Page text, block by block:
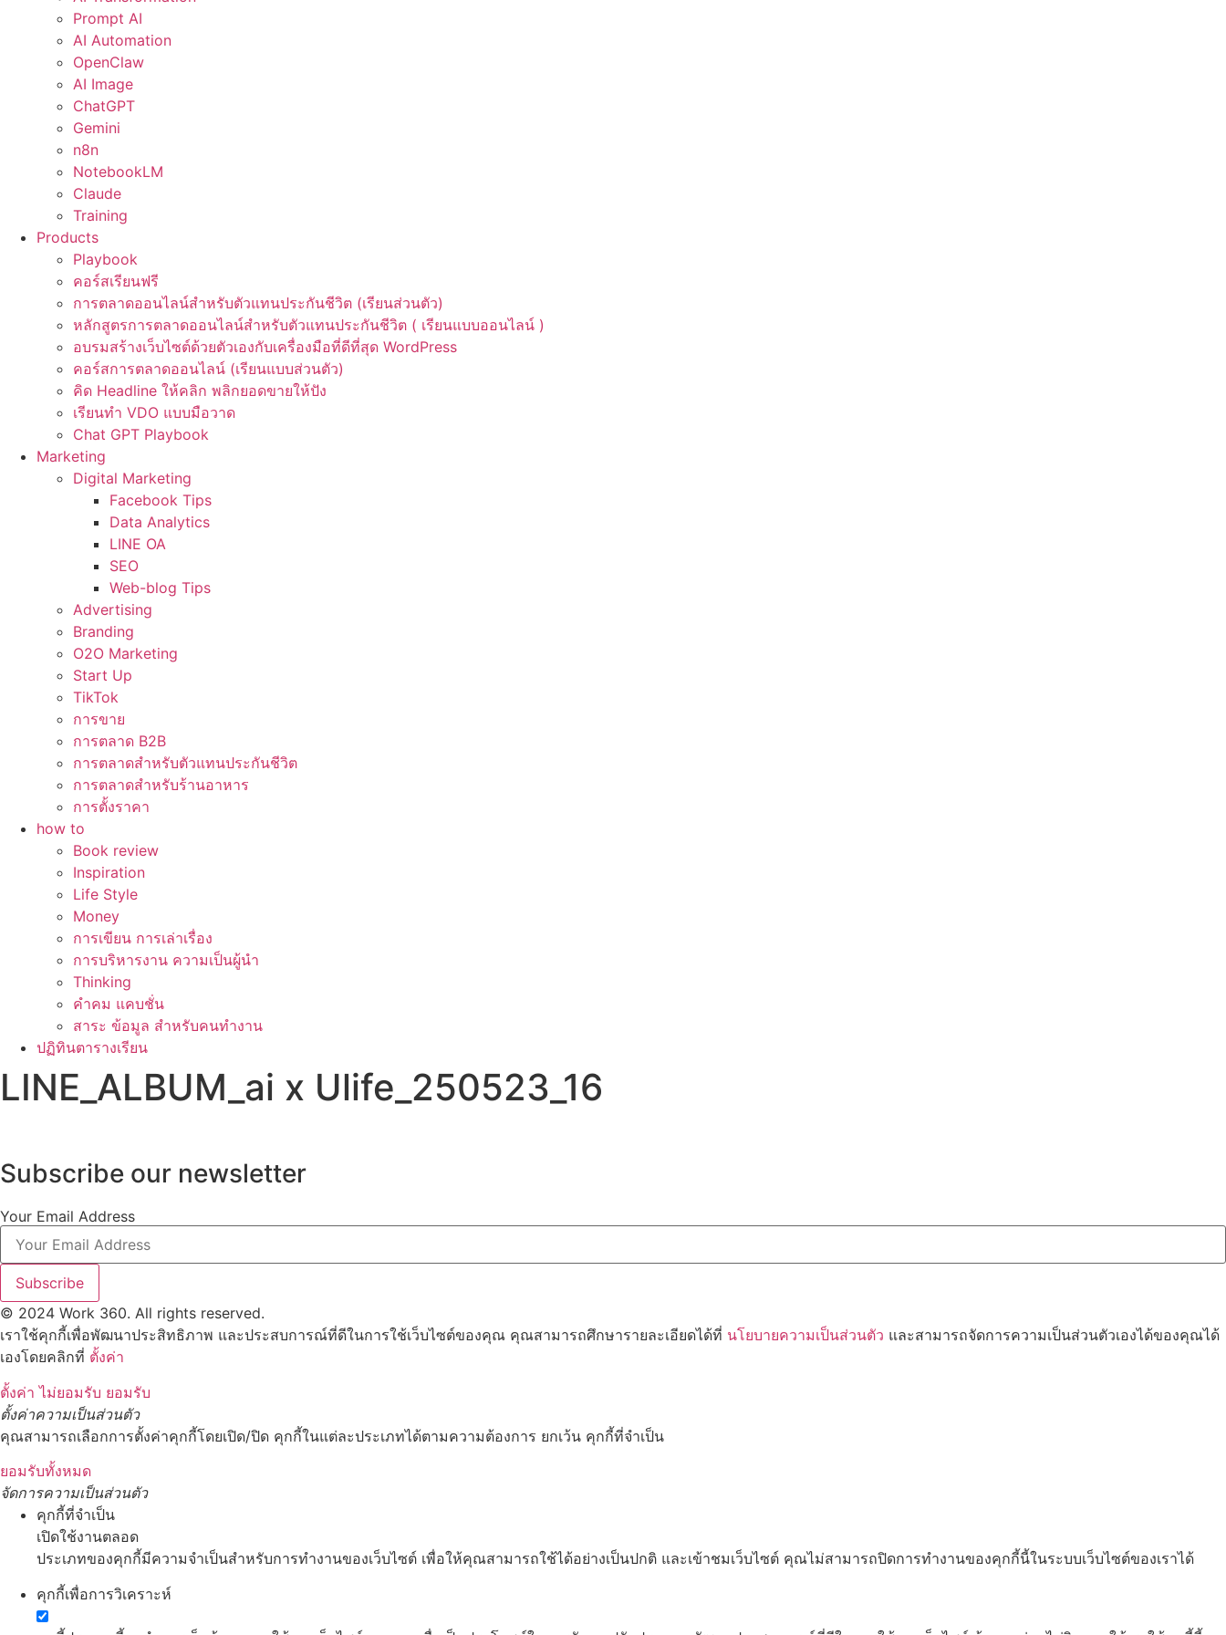
Prompt AI
AI Automation
OpenClaw
AI Image
ChatGPT
Gemini
n8n
NotebookLM
Claude
Training
Products
Playbook
คอร์สเรียนฟรี
การตลาดออนไลน์สำหรับตัวแทนประกันชีวิต (เรียนส่วนตัว)
หลักสูตรการตลาดออนไลน์สำหรับตัวแทนประกันชีวิต ( เรียนแบบออนไลน์ )
อบรมสร้างเว็บไซต์ด้วยตัวเองกับเครื่องมือที่ดีที่สุด WordPress
คอร์สการตลาดออนไลน์ (เรียนแบบส่วนตัว)
คิด Headline ให้คลิก พลิกยอดขายให้ปัง
เรียนทำ VDO แบบมือวาด
Chat GPT Playbook
Marketing
Digital Marketing
Facebook Tips
Data Analytics
LINE OA
SEO
Web-blog Tips
Advertising
Branding
O2O Marketing
Start Up
TikTok
การขาย
การตลาด B2B
การตลาดสำหรับตัวแทนประกันชีวิต
การตลาดสำหรับร้านอาหาร
การตั้งราคา
how to
Book review
Inspiration
Life Style
Money
การเขียน การเล่าเรื่อง
การบริหารงาน ความเป็นผู้นำ
Thinking
คำคม แคบชั่น
สาระ ข้อมูล สำหรับคนทำงาน
ปฏิทินตารางเรียน
LINE_ALBUM_ai x Ulife_250523_16
Subscribe our newsletter
Your Email Address
Subscribe
© 2024 Work 360. All rights reserved.
เราใช้คุกกี้เพื่อพัฒนาประสิทธิภาพ และประสบการณ์ที่ดีในการใช้เว็บไซต์ของคุณ คุณสามารถศึกษารายละเอียดได้ที่ นโยบายความเป็นส่วนตัว และสามารถจัดการความเป็นส่วนตัวเองได้ของคุณได้
เองโดยคลิกที่ ตั้งค่า
ตั้งค่า ไม่ยอมรับ ยอมรับ
ตั้งค่าความเป็นส่วนตัว
คุณสามารถเลือกการตั้งค่าคุกกี้โดยเปิด/ปิด คุกกี้ในแต่ละประเภทได้ตามความต้องการ ยกเว้น คุกกี้ที่จำเป็น
ยอมรับทั้งหมด
จัดการความเป็นส่วนตัว
คุกกี้ที่จำเป็น
เปิดใช้งานตลอด
ประเภทของคุกกี้มีความจำเป็นสำหรับการทำงานของเว็บไซต์ เพื่อให้คุณสามารถใช้ได้อย่างเป็นปกติ และเข้าชมเว็บไซต์ คุณไม่สามารถปิดการทำงานของคุกกี้นี้ในระบบเว็บไซต์ของเราได้
คุกกี้เพื่อการวิเคราะห์